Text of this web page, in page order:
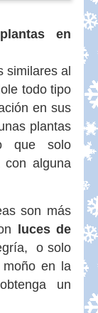
en
similares al
todo tipo
en sus
plantas
que solo
con alguna
son más
luces de
o solo
en la
un